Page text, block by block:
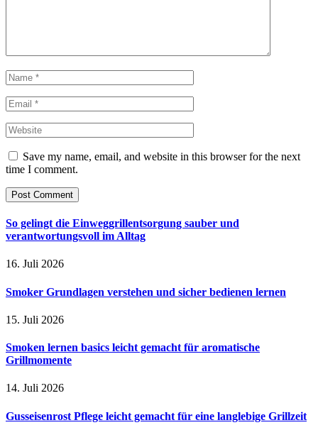
Save my name, email, and website in this browser for the next
time I comment.
So gelingt die Einweggrillentsorgung sauber und
verantwortungsvoll im Alltag
16. Juli 2026
Smoker Grundlagen verstehen und sicher bedienen lernen
15. Juli 2026
Smoken lernen basics leicht gemacht für aromatische
Grillmomente
14. Juli 2026
Gusseisenrost Pflege leicht gemacht für eine langlebige Grillzeit